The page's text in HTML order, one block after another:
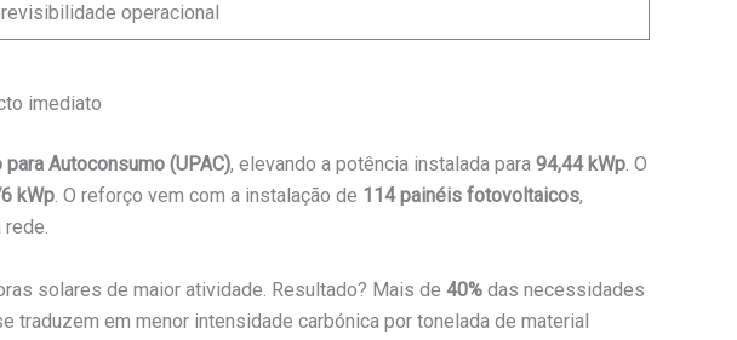
operacional
imediato
Autoconsumo (UPAC), elevando a potência instalada para 94,44 kWp. O
kWp. O reforço vem com a instalação de 114 painéis fotovoltaicos,
solares de maior atividade. Resultado? Mais de 40% das necessidades
em menor intensidade carbónica por tonelada de material